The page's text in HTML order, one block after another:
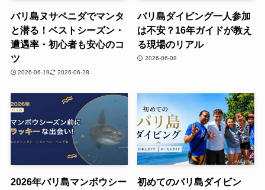
バリ島ヌサペニダでマンタ
と潜る！ベストシーズン・
遭遇率・初心者も安心のコ
ツ
2026-06-19 2026-06-28
バリ島ダイビング一人参加
は不安？16年ガイドが教え
る現場のリアル
2026-06-08
2026年バリ島マンボウシー
初めてのバリ島ダイビン